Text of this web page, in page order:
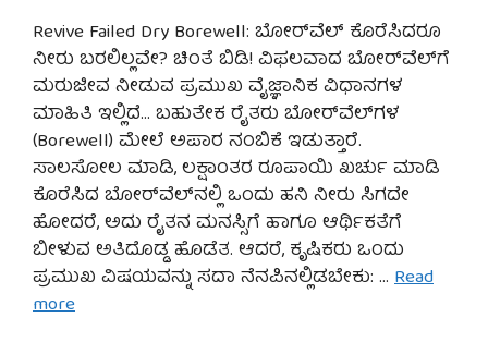
Revive Failed Dry Borewell: ಬೋರ್‌ವೆಲ್ ಕೊರೆಸಿದರೂ
ನೀರು ಬರಲಿಲ್ಲವೇ? ಚಿಂತೆ ಬಿಡಿ! ವಿಫಲವಾದ ಬೋರ್‌ವೆಲ್‌ಗೆ
ಮರುಜೀವ ನೀಡುವ ಪ್ರಮುಖ ವೈಜ್ಞಾನಿಕ ವಿಧಾನಗಳ
ಮಾಹಿತಿ ಇಲ್ಲಿದೆ… ಬಹುತೇಕ ರೈತರು ಬೋರ್‌ವೆಲ್‌ಗಳ
(Borewell) ಮೇಲೆ ಅಪಾರ ನಂಬಿಕೆ ಇಡುತ್ತಾರೆ.
ಸಾಲಸೋಲ ಮಾಡಿ, ಲಕ್ಷಾಂತರ ರೂಪಾಯಿ ಖರ್ಚು ಮಾಡಿ
ಕೊರೆಸಿದ ಬೋರ್‌ವೆಲ್‌ನಲ್ಲಿ ಒಂದು ಹನಿ ನೀರು ಸಿಗದೇ
ಹೋದರೆ, ಅದು ರೈತನ ಮನಸ್ಸಿಗೆ ಹಾಗೂ ಆರ್ಥಿಕತೆಗೆ
ಬೀಳುವ ಅತಿದೊಡ್ಡ ಹೊಡೆತ. ಆದರೆ, ಕೃಷಿಕರು ಒಂದು
ಪ್ರಮುಖ ವಿಷಯವನ್ನು ಸದಾ ನೆನಪಿನಲ್ಲಿಡಬೇಕು: … Read
more